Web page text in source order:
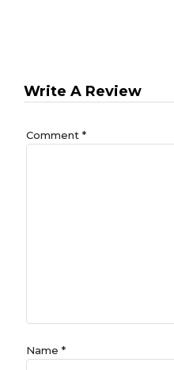
Write A Review
Comment *
Name *